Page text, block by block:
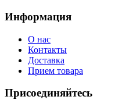
Информация
О нас
Контакты
Доставка
Прием товара
Присоединяйтесь